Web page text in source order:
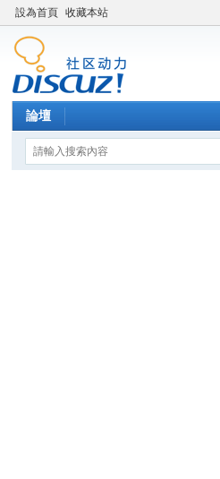
設為首頁 收藏本站
論壇